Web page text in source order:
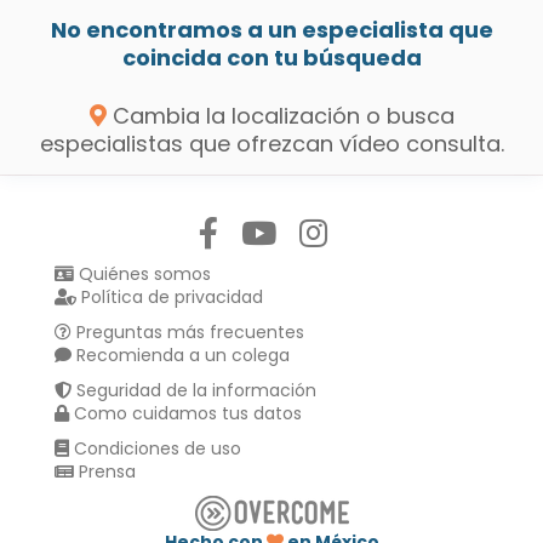
No encontramos a un especialista que
coincida con tu búsqueda
Cambia la localización o busca
especialistas que ofrezcan vídeo consulta.
Quiénes somos
Política de privacidad
Preguntas más frecuentes
Recomienda a un colega
Seguridad de la información
Como cuidamos tus datos
Condiciones de uso
Prensa